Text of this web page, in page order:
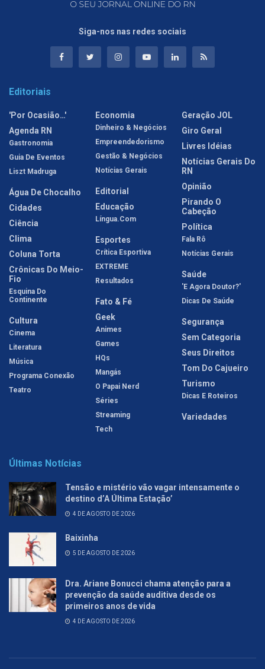
Siga-nos nas redes sociais
Editoriais
'Por Ocasião…'
Agenda RN
Gastronomia
Guia De Eventos
Liszt Madruga
Água De Chocalho
Cidades
Ciência
Clima
Coluna Torta
Crônicas Do Meio-
Fio
Esquina Do
Continente
Cultura
Cinema
Literatura
Música
Programa Conexão
Teatro
Economia
Dinheiro & Negócios
Empreendedorismo
Gestão & Negócios
Notícias Gerais
Editorial
Educação
Língua.com
Esportes
Crítica Esportiva
EXTREME
Resultados
Fato & Fé
Geek
Animes
Games
HQs
Mangás
O Papai Nerd
Séries
Streaming
Tech
Geração JOL
Giro Geral
Livres Idéias
Notícias Gerais Do
RN
Opinião
Pirando O
Cabeção
Política
Fala Rô
Notícias Gerais
Saúde
'E Agora Doutor?'
Dicas De Saúde
Segurança
Sem Categoria
Seus Direitos
Tom Do Cajueiro
Turismo
Dicas E Roteiros
Variedades
Últimas Notícias
Tensão e mistério vão vagar intensamente o
destino d’A Última Estação’
4 DE AGOSTO DE 2026
Baixinha
5 DE AGOSTO DE 2026
Dra. Ariane Bonucci chama atenção para a
prevenção da saúde auditiva desde os
primeiros anos de vida
4 DE AGOSTO DE 2026